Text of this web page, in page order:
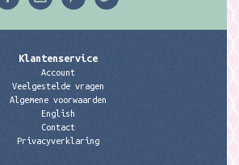
Klantenservice
Account
Veelgestelde vragen
Algemene voorwaarden
English
Contact
Privacyverklaring